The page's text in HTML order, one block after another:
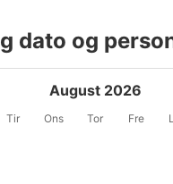
dato og
August 2026
Tir Ons Tor Fre